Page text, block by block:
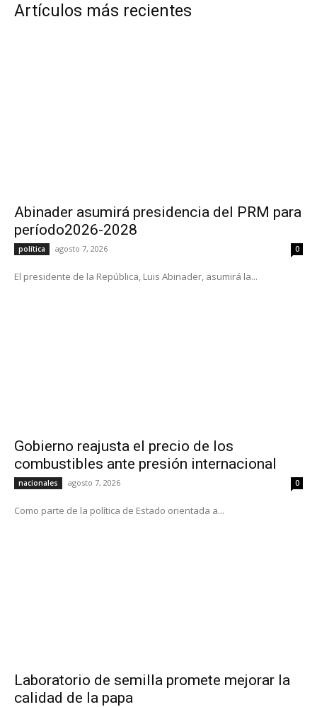
Artículos más recientes
Abinader asumirá presidencia del PRM para
período2026-2028
política agosto 7, 2026 0
El presidente de la República, Luis Abinader, asumirá la...
Gobierno reajusta el precio de los
combustibles ante presión internacional
nacionales agosto 7, 2026 0
Como parte de la política de Estado orientada a...
Laboratorio de semilla promete mejorar la
calidad de la papa